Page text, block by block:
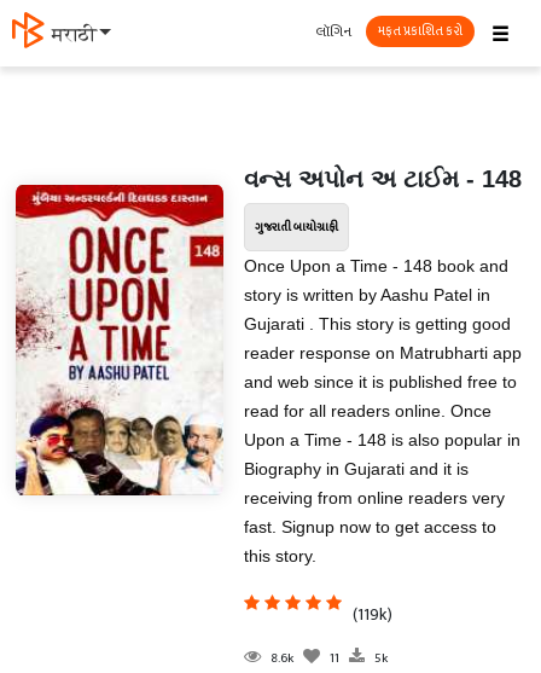
मराठी ☰
લૉગિન મફત પ્રકાશિત કરો
વન્સ અપોન અ ટાઈમ - 148
ગુજરાતી બાયોગ્રાફી
Once Upon a Time - 148 book and
story is written by Aashu Patel in
Gujarati . This story is getting good
reader response on Matrubharti app
and web since it is published free to
read for all readers online. Once
Upon a Time - 148 is also popular in
Biography in Gujarati and it is
receiving from online readers very
fast. Signup now to get access to
this story.
(119k)
8.6k 11 5k